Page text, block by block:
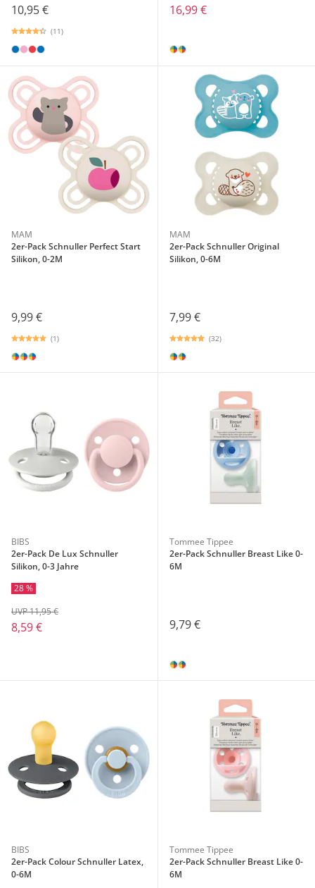
10,95 €
(11)
16,99 €
MAM
2er-Pack Schnuller Perfect Start
Silikon, 0-2M
9,99 €
(1)
MAM
2er-Pack Schnuller Original
Silikon, 0-6M
7,99 €
(32)
BIBS
2er-Pack De Lux Schnuller
Silikon, 0-3 Jahre
28 %
8,59 €
UVP 11,95 €
Tommee Tippee
2er-Pack Schnuller Breast Like 0-
6M
9,79 €
BIBS
2er-Pack Colour Schnuller Latex,
0-6M
Tommee Tippee
2er-Pack Schnuller Breast Like 0-
6M